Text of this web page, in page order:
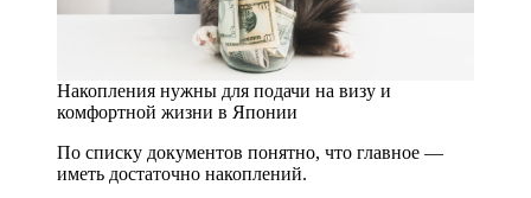
Накопления нужны для подачи на визу и
комфортной жизни в Японии
По списку документов понятно, что главное —
иметь достаточно накоплений.